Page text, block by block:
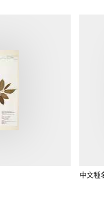
中文種